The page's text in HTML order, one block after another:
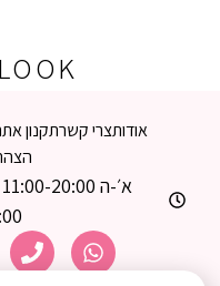
אודותצרי קשרתקנון